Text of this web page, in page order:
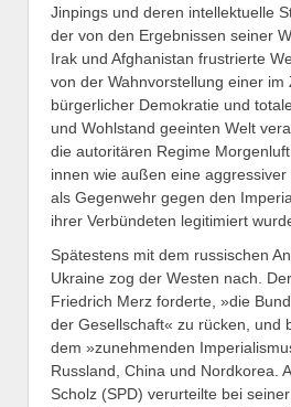
Jinpings und deren intellektuelle
der von den Ergebnissen seiner
Irak und Afghanistan frustrierte
von der Wahnvorstellung einer im
bürgerlicher Demokratie und
und Wohlstand geeinten Welt
die autoritären Regime
innen wie außen eine
als Gegenwehr gegen den
ihrer Verbündeten legitimiert
Spätestens mit dem russischen
Ukraine zog der Westen nach.
Friedrich Merz forderte, »die
der Gesellschaft« zu rücken, und
dem »zunehmenden
Russland, China und Nordkorea.
Scholz (SPD) verurteilte bei